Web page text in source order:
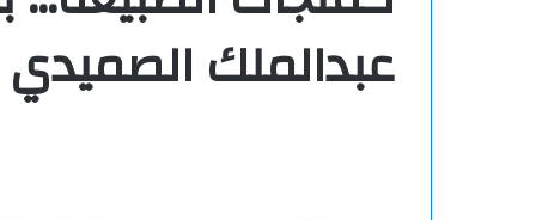
عبدالملك الصميدي